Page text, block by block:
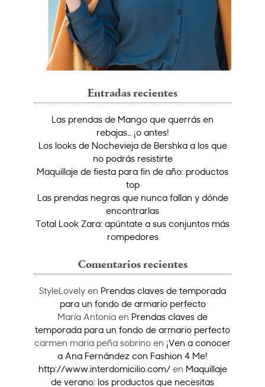
Entradas recientes
Las prendas de Mango que querrás en
rebajas… ¡o antes!
Los looks de Nochevieja de Bershka a los que
no podrás resistirte
Maquillaje de fiesta para fin de año: productos
top
Las prendas negras que nunca fallan y dónde
encontrarlas
Total Look Zara: apúntate a sus conjuntos más
rompedores
Comentarios recientes
StyleLovely en Prendas claves de temporada
para un fondo de armario perfecto
María Antonia en Prendas claves de
temporada para un fondo de armario perfecto
carmen maria peña sobrino en ¡Ven a conocer
a Ana Fernández con Fashion 4 Me!
http://www.interdomicilio.com/en Maquillaje
de verano: los productos que necesitas